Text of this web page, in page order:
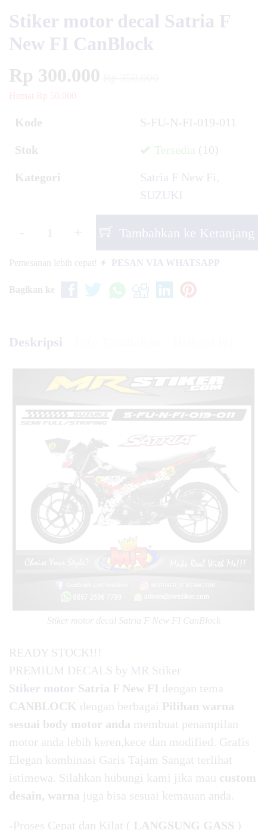
Stiker motor decal Satria F
New FI CanBlock
Rp 300.000
Hemat Rp 50.000
Kode S-FU-N-FI-019-011
Stok Tersedia (10)
Kategori Satria F New Fi ,
SUZUKI
Tambahkan ke Keranjang
Pemesanan lebih cepat! PESAN VIA WHATSAPP
Bagikan ke
Deskripsi
Stiker motor decal Satria F New FI CanBlock
READY STOCK!!!
PREMIUM DECALS by MR Stiker
Stiker motor Satria F New FI dengan tema
CANBLOCK dengan berbagai Pilihan warna
sesuai body motor anda membuat penampilan
motor anda lebih keren,kece dan modified. Grafis
Elegan kombinasi Garis Tajam Sangat terlihat
istimewa. Silahkan hubungi kami jika mau custom
desain, warna juga bisa sesuai kemauan anda.
-Proses Cepat dan Kilat ( LANGSUNG GASS )